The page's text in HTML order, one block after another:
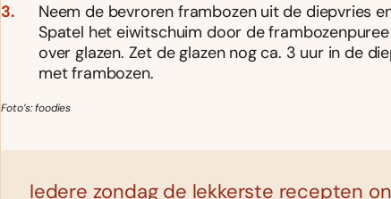
Neem de bevroren frambozen uit de diepvries
Spatel het eiwitschuim door de
over glazen. Zet de glazen nog ca. 3 uur in de
met frambozen.
Foto’s: foodies
Iedere zondag de lekkerste recepten